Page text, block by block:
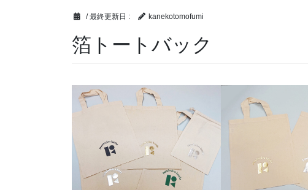
/ 最終更新日 : kanekotomofumi
箔トートバック